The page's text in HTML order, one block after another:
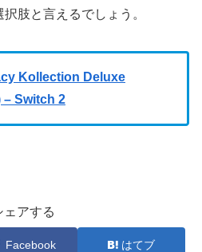
肢と言えるでしょう。
Kollection Deluxe
– Switch 2
ェアする
Facebook はてブ